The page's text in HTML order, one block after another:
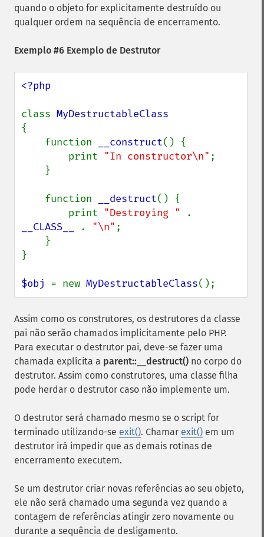
quando o objeto for explicitamente destruído ou
qualquer ordem na sequência de encerramento.
Exemplo #6 Exemplo de Destrutor
<?php
class
{
    function
__construct() {
        print
"In constructor\n" ;
    function
__destruct() {
        print
"Destroying "
__CLASS__
. "\n" ;
}
$obj = new MyDestructableClass();
Assim como os construtores, os destrutores da classe
pai não serão chamados implicitamente pelo PHP.
Para executar o destrutor pai, deve-se fazer uma
chamada explícita a parent::__destruct() no corpo do
destrutor. Assim como construtores, uma classe filha
pode herdar o destrutor caso não implemente um.
O destrutor será chamado mesmo se o script for
terminado utilizando-se exit(). Chamar exit() em um
destrutor irá impedir que as demais rotinas de
encerramento executem.
Se um destrutor criar novas referências ao seu objeto,
ele não será chamado uma segunda vez quando a
contagem de referências atingir zero novamente ou
durante a sequência de desligamento.